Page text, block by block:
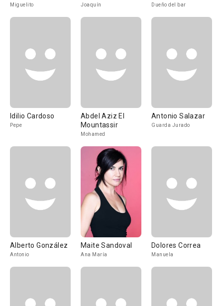
Miguelito Joaquín Dueño del bar
Idilio Cardoso
Pepe
Abdel Aziz El
Mountassir
Mohamed
Antonio Salazar
Guarda Jurado
Alberto González
Antonio
Maite Sandoval
Ana María
Dolores Correa
Manuela